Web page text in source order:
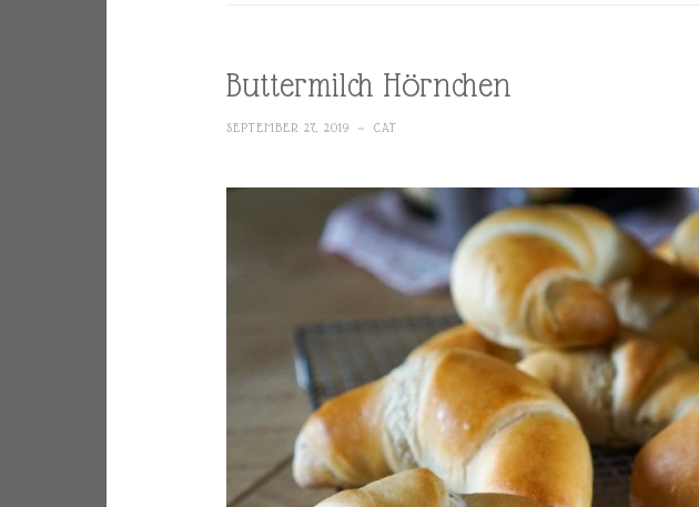
Buttermilch Hörnchen
SEPTEMBER 27, 2019 ~ CAT